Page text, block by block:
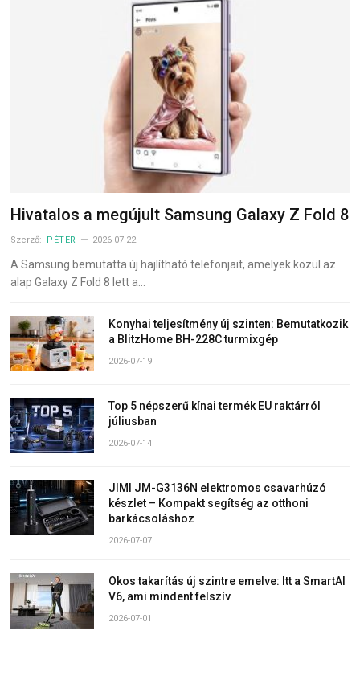
Hivatalos a megújult Samsung Galaxy Z Fold 8
Szerző: PÉTER 2026-07-22
A Samsung bemutatta új hajlítható telefonjait, amelyek közül az
alap Galaxy Z Fold 8 lett a…
Konyhai teljesítmény új szinten: Bemutatkozik
a BlitzHome BH-228C turmixgép
2026-07-19
Top 5 népszerű kínai termék EU raktárról
júliusban
2026-07-14
JIMI JM-G3136N elektromos csavarhúzó
készlet – Kompakt segítség az otthoni
barkácsoláshoz
2026-07-07
Okos takarítás új szintre emelve: Itt a SmartAI
V6, ami mindent felszív
2026-07-01